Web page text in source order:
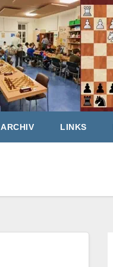
ARCHIV LINKS